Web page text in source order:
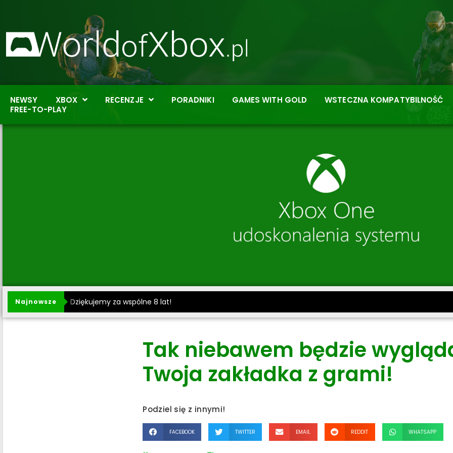
NEWSY XBOX RECENZJE PORADNIKI GAMES WITH GOLD
WSTECZNA KOMPATYBILNOŚĆ
FREE-TO-PLAY
Najnowsze Dziękujemy za wspólne 8 lat!
Tak niebawem będzie
Twoja zakładka z grami!
Podziel się z innymi!
FACEBOOK TWITTER EMAIL REDDIT WHATSAPP